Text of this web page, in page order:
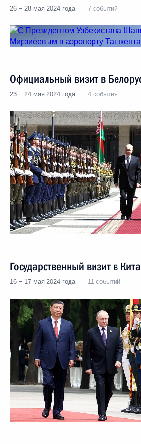
26 − 28 мая 2024 года 7 событий
Официальный визит в
23 − 24 мая 2024 года 4 события
Государственный визит в
16 − 17 мая 2024 года 11 событий